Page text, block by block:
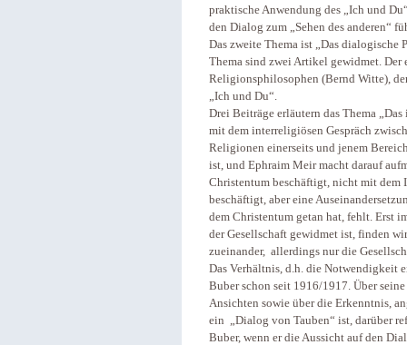
praktische Anwendung des „Ich und
den Dialog zum „Sehen des anderen“
Das zweite Thema ist „Das
Thema sind zwei Artikel gewidmet. Der
Religionsphilosophen (Bernd Witte),
„Ich und Du“.
Drei Beiträge erläutern das Thema
mit dem interreligiösen Gespräch
Religionen einerseits und jenem
ist, und Ephraim Meir macht darauf
Christentum beschäftigt, nicht mit dem
beschäftigt, aber eine
dem Christentum getan hat, fehlt. Erst
der Gesellschaft gewidmet ist, finden
zueinander, allerdings nur die
Das Verhältnis, d.h. die Notwendigkeit
Buber schon seit 1916/1917. Über
Ansichten sowie über die Erkenntnis,
ein „Dialog von Tauben“ ist, darüber
Buber, wenn er die Aussicht auf den